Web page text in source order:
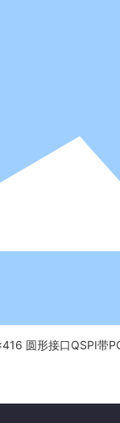
圆形接口QSPI带